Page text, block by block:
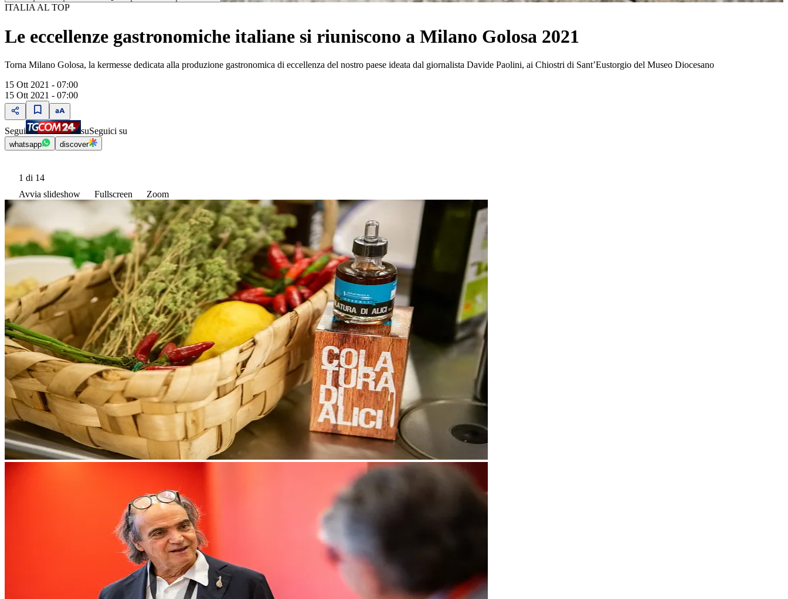
ITALIA AL TOP
Le eccellenze gastronomiche italiane si riuniscono a Milano Golosa 2021
Torna Milano Golosa, la kermesse dedicata alla produzione gastronomica di eccellenza del nostro paese ideata dal giornalista Davide Paolini, ai Chiostri di Sant’Eustorgio del Museo Diocesano
15 Ott 2021 - 07:00
15 Ott 2021 - 07:00
Segui suSeguici su
whatsapp discover
1 di 14
Avvia slideshow
Fullscreen Zoom